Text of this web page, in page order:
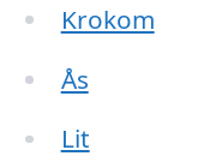
Krokom
Ås
Lit